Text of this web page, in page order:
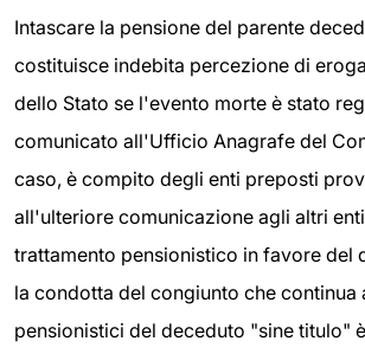
Intascare la pensione del parente
costituisce indebita percezione di
dello Stato se l'evento morte è stato
comunicato all'Ufficio Anagrafe del
caso, è compito degli enti preposti
all'ulteriore comunicazione agli altri
trattamento pensionistico in favore del
la condotta del congiunto che continua
pensionistici del deceduto "sine titulo"